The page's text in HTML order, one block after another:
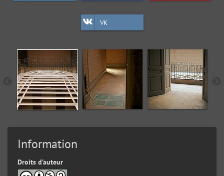
VK
Information
Droits d’auteur